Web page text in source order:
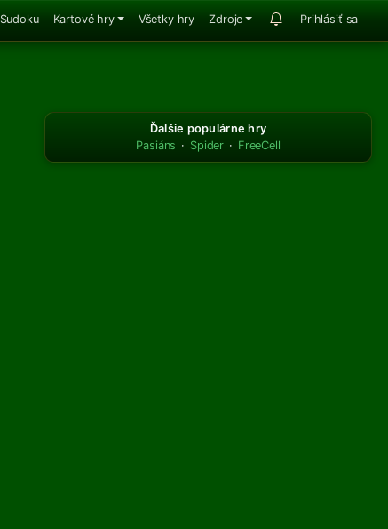
Sudoku Kartové hry Všetky hry Zdroje Prihlásiť sa
Ďalšie populárne hry
Pasiáns · Spider · FreeCell